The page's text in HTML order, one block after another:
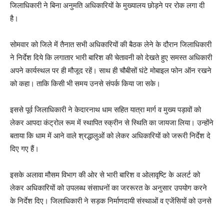
जिलाधिकारी ने बिना अनुमति अधिकारियों के मुख्यालय छोड़ने पर रोक लगा दी
है।
सोमवार को जिले में तैनात सभी अधिकारियों की बैठक लेने के दौरान जिलाधिकारी
ने निर्देश दिये कि लगातार भारी बारिश की चेतावनी को देखते हुए समस्त अधिकारी
अपने कार्यस्थल पर ही मौजूद रहें। साथ ही चौबीसों घंटे मोबाइल फोन ऑन रखने
को कहा। ताकि किसी भी समय उनसे संपर्क किया जा सके।
इससे पूर्व जिलाधिकारी ने केदारनाथ धाम सहित यात्रा मार्ग व मुख्य पड़ावों को
लेकर आपदा कंट्रोल रूम में स्थापित स्क्रीन से स्थिति का जायजा लिया। उन्होंने
बताया कि धाम में आने वाले श्रद्धालुओं को लेकर अधिकारियों को जरूरी निर्देश दे
दिए गए हैं।
इसके अलावा मौसम विभाग की ओर से भारी बारिश व ओलावृष्टि के अलर्ट को
लेकर अधिकारियों को उपलब्ध संसाधनों का जररूरत के अनुसार उपयोग करने
के निर्देश दिए। जिलाधिकारी ने सड़क निर्माणदायी संस्थाओं व एजेंसियों को उनसे